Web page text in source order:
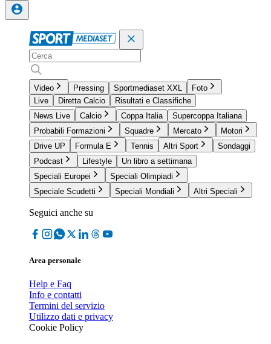
Video Pressing Sportmediaset XXL
Foto
Live
Diretta Calcio
Risultati e Classifiche
News Live
Calcio Coppa Italia
Supercoppa Italiana
Probabili Formazioni
Squadre Mercato
Motori
Drive UP
Formula E Tennis Altri Sport
Sondaggi
Podcast
Lifestyle
Un libro a settimana
Speciali Europei
Speciali Olimpiadi
Speciale Scudetti
Speciali Mondiali Altri Speciali
Seguici anche su
Area personale
Help e Faq
Info e contatti
Termini del servizio
Utilizzo dati e privacy
Cookie Policy